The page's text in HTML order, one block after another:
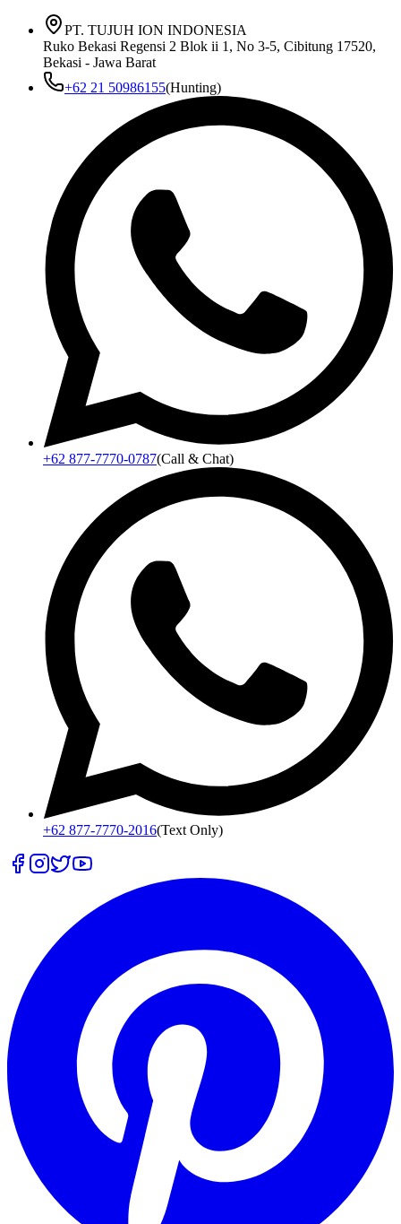
PT. TUJUH ION INDONESIA
Ruko Bekasi Regensi 2 Blok ii 1, No 3-5, Cibitung 17520,
Bekasi - Jawa Barat
+62 21 50986155(Hunting)
+62 877-7770-0787(Call & Chat)
+62 877-7770-2016(Text Only)